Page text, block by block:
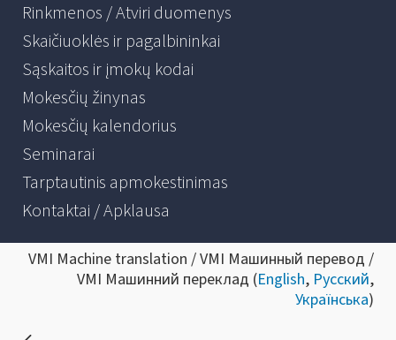
Rinkmenos / Atviri duomenys
Skaičiuoklės ir pagalbininkai
Sąskaitos ir įmokų kodai
Mokesčių žinynas
Mokesčių kalendorius
Seminarai
Tarptautinis apmokestinimas
Kontaktai / Apklausa
VMI Machine translation / VMI Машинный перевод /
VMI Машинний переклад (English, Русский,
Українська)